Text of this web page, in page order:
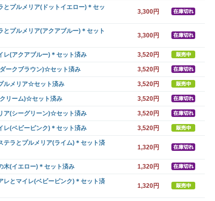
とプルメリア(ドットイエロー)＊セッ
3,300円
とプルメリア(アクアブルー)＊セット
3,300円
レ(アクアブルー)＊セット済み 3,520円
ークブラウン)☆セット済み 3,520円
ルメリア☆セット済み 3,520円
リーム)☆セット済み 3,520円
ア(シーグリーン)☆セット済み 3,520円
レ(ベビーピンク)＊セット済み 3,520円
テラとプルメリア(ライム)＊セット済
1,320円
木(イエロー)＊セット済み 1,320円
レとマイレ(ベビーピンク)＊セット済
1,320円